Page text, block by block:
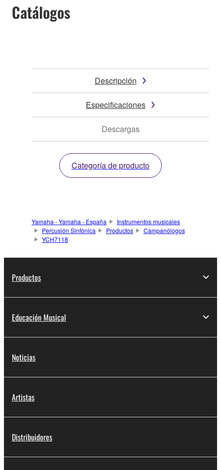
Catálogos
Descripción
Especificaciones
Descargas
Categoría de producto
Yamaha - Yamaha - España
Instrumentos musicales
Percusión Sinfónica
Productos
Campanólogos
YCH7118
Productos
Educación Musical
Noticias
Artistas
Distribuidores